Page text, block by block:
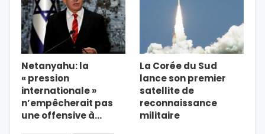
Netanyahu: la
« pression
internationale »
n’empêcherait pas
une offensive à…
La Corée du Sud
lance son premier
satellite de
reconnaissance
militaire